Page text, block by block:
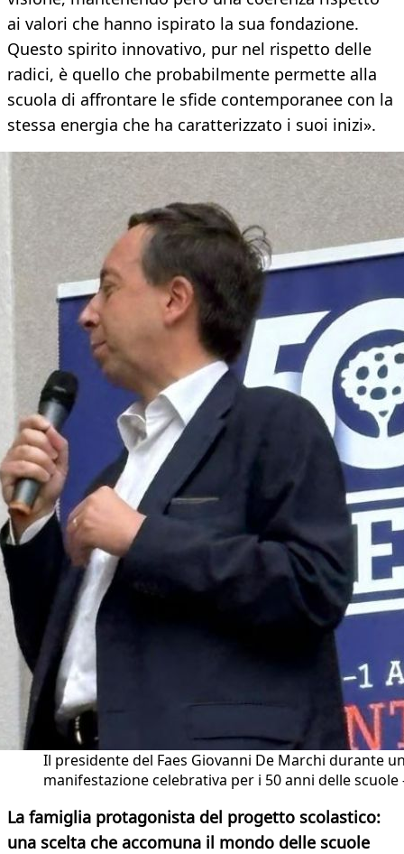
ai valori che hanno ispirato la sua fondazione.
Questo spirito innovativo, pur nel rispetto delle
radici, è quello che probabilmente permette alla
scuola di affrontare le sfide contemporanee con la
stessa energia che ha caratterizzato i suoi inizi».
Il presidente del Faes Giovanni De Marchi durante
manifestazione celebrativa per i 50 anni delle scuole
La famiglia protagonista del progetto scolastico:
una scelta che accomuna il mondo delle scuole